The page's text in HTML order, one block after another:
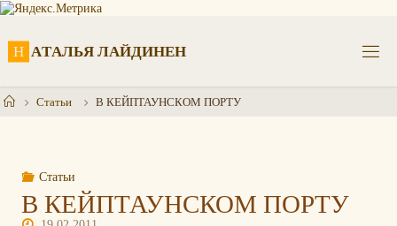
Перейти
Н АТАЛЬЯ ЛАЙДИНЕН
ГлавнаяСтатьи В КЕЙПТАУНСКОМ ПОРТУ
Статьи
В КЕЙПТАУНСКОМ ПОРТУ